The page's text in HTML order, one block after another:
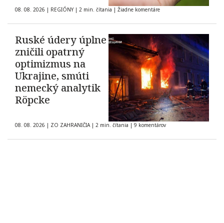
08. 08. 2026 | REGIÓNY | 2 min. čítania | Žiadne komentáre
Ruské údery úplne
zničili opatrný
optimizmus na
Ukrajine, smúti
nemecký analytik
Röpcke
08. 08. 2026 | ZO ZAHRANIČIA | 2 min. čítania | 9 komentárov